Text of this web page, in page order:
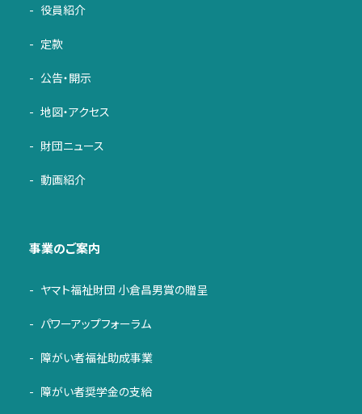
役員紹介
定款
公告・開示
地図・アクセス
財団ニュース
動画紹介
事業のご案内
ヤマト福祉財団 小倉昌男賞の贈呈
パワーアップフォーラム
障がい者福祉助成事業
障がい者奨学金の支給